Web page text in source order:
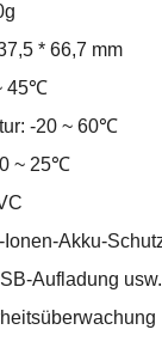
* 66,7 mm
45℃
-20 ~ 60℃
~ 25℃
Ionen-Akku-
Aufladung usw.